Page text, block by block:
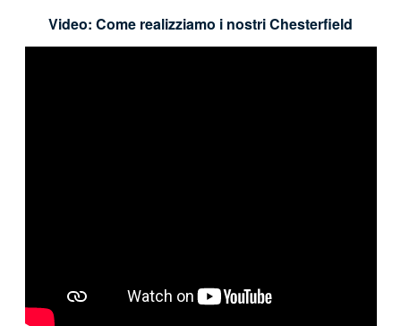
Video: Come realizziamo i nostri Chesterfield